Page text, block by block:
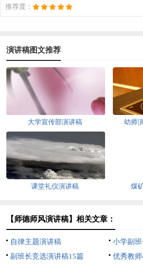
推荐度：
演讲稿图文推荐
大学宣传部演讲稿 幼师
课堂礼仪演讲稿 煤
【师德师风演讲稿】相关文章：
自律主题演讲稿
小学副
副班长竞选演讲稿15篇
优秀教